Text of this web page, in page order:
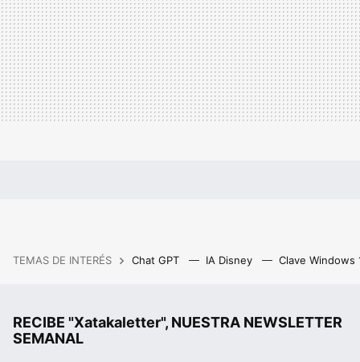
TEMAS DE INTERÉS Chat GPT IA Disney Clave Windows
RECIBE "Xatakaletter", NUESTRA NEWSLETTER
SEMANAL